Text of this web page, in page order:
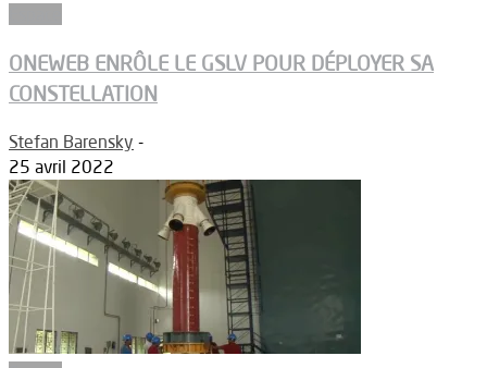
ONEWEB ENRÔLE LE GSLV POUR DÉPLOYER SA
CONSTELLATION
Stefan Barensky -
25 avril 2022